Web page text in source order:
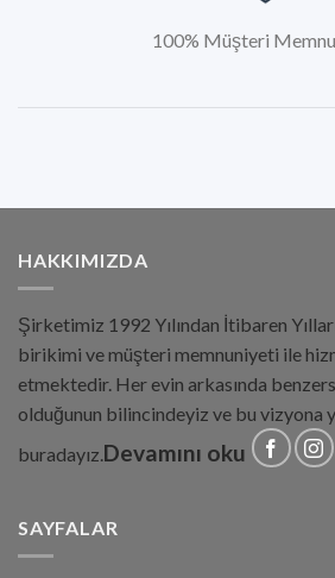
100% Müşteri
HAKKIMIZDA
Şirketimiz 1992 Yılından İtibaren
birikimi ve müşteri memnuniyeti ile
etmektedir. Her evin arkasında
olduğunun bilincindeyiz ve bu vizyona
buradayız. Devamını oku
SAYFALAR